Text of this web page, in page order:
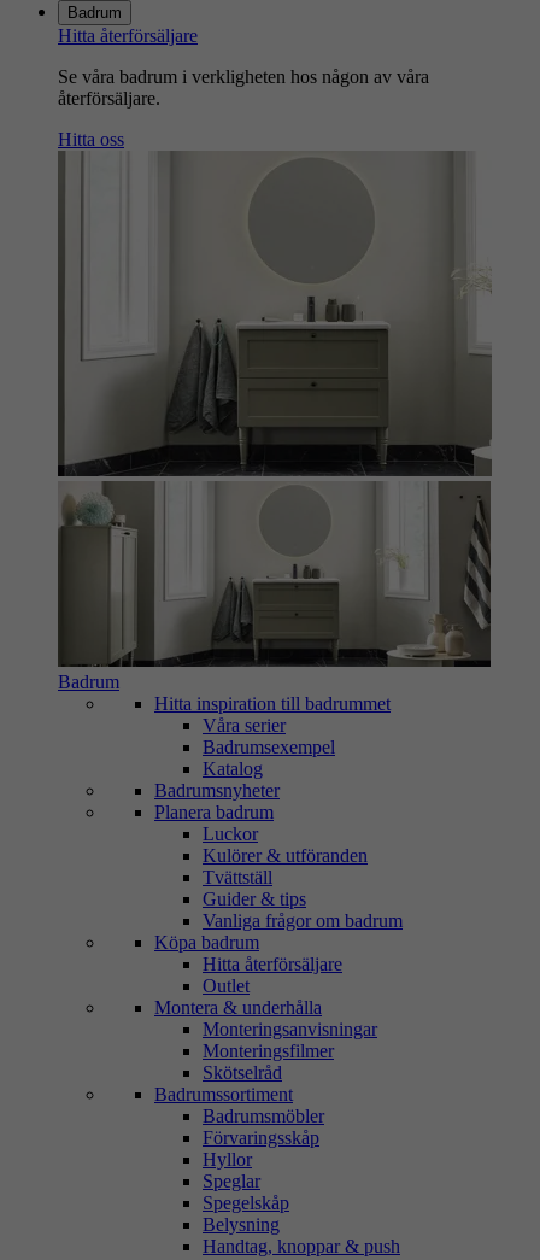
Badrum
Hitta återförsäljare
Se våra badrum i verkligheten hos någon av våra
återförsäljare.
Hitta oss
Badrum
Hitta inspiration till badrummet
Våra serier
Badrumsexempel
Katalog
Badrumsnyheter
Planera badrum
Luckor
Kulörer & utföranden
Tvättställ
Guider & tips
Vanliga frågor om badrum
Köpa badrum
Hitta återförsäljare
Outlet
Montera & underhålla
Monteringsanvisningar
Monteringsfilmer
Skötselråd
Badrumssortiment
Badrumsmöbler
Förvaringsskåp
Hyllor
Speglar
Spegelskåp
Belysning
Handtag, knoppar & push